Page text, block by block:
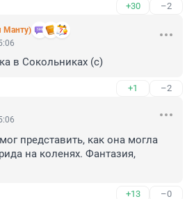
+30 –2
Манту)
в Сокольниках (с)
+1 –2
представить, как она могла
на коленях. Фантазия,
+13 –0